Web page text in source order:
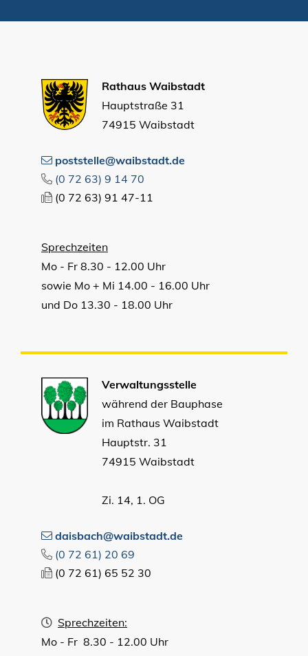
Rathaus Waibstadt
Hauptstraße 31
74915 Waibstadt
poststelle@waibstadt.de
(0 72 63) 9 14 70
(0 72 63) 91 47-11
Sprechzeiten
Mo - Fr 8.30 - 12.00 Uhr
sowie Mo + Mi 14.00 - 16.00 Uhr
und Do 13.30 - 18.00 Uhr
Verwaltungsstelle
während der Bauphase
im Rathaus Waibstadt
Hauptstr. 31
74915 Waibstadt
Zi. 14, 1. OG
daisbach@waibstadt.de
(0 72 61) 20 69
(0 72 61) 65 52 30
Sprechzeiten:
Mo - Fr 8.30 - 12.00 Uhr